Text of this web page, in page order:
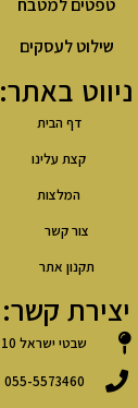
טפטים למטבח
שילוט לעסקים
ניווט באתר:
דף הבית
קצת עלינו
המלצות
צור קשר
תקנון אתר
יצירת קשר:
שבטי ישראל 10
055-5573460